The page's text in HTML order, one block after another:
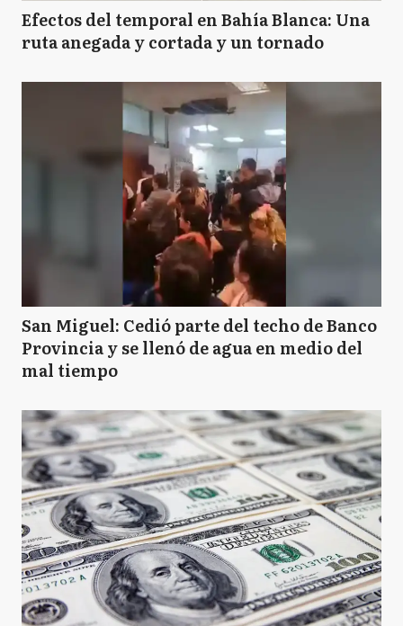
Efectos del temporal en Bahía Blanca: Una
ruta anegada y cortada y un tornado
San Miguel: Cedió parte del techo de Banco
Provincia y se llenó de agua en medio del
mal tiempo